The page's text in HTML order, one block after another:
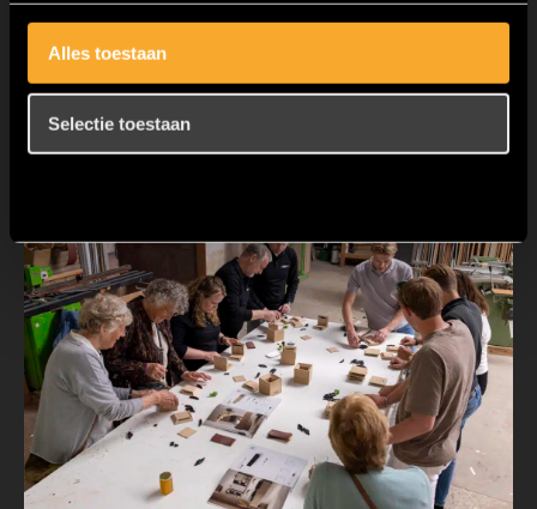
Alles toestaan
Selectie toestaan